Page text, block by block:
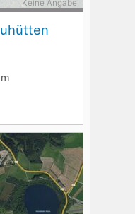
Keine Angabe